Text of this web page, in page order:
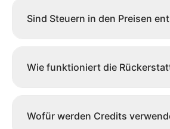
Sind Steuern in den Preisen
Wie funktioniert die
Wofür werden Credits